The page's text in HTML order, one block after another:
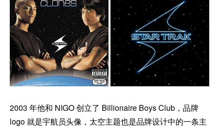
2003 年他和 NIGO 创立了 Billionaire Boys Club，品牌
logo 就是宇航员头像，太空主题也是品牌设计中的一条主